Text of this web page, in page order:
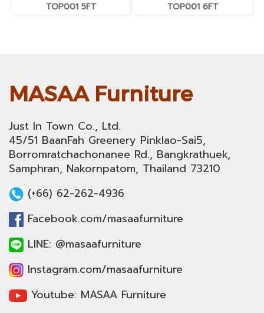
TOP001 5FT TOP001 6FT
MASAA Furniture
Just In Town Co., Ltd.
45/51 BaanFah Greenery Pinklao-Sai5,
Borromratchachonanee Rd., Bangkrathuek,
Samphran, Nakornpatom, Thailand 73210
(+66) 62-262-4936
Facebook.com/masaafurniture
LINE: @masaafurniture
Instagram.com/masaafurniture
Youtube: MASAA Furniture